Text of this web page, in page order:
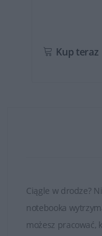
Kup teraz
Ciągle w drodze?
notebooka
możesz pracować,